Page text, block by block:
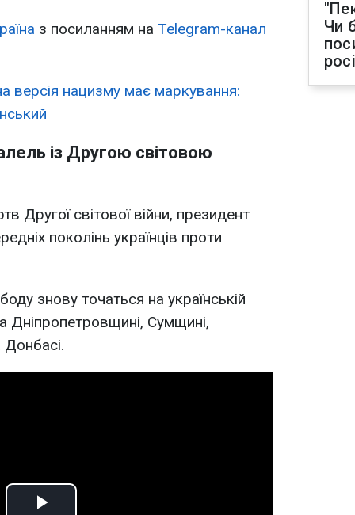
з посиланням на Telegram-канал
версія нацизму має маркування:
із Другою світовою
Другої світової війни, президент
поколінь українців проти
знову точаться на українській
Дніпропетровщині, Сумщині,
Донбасі.
Чи